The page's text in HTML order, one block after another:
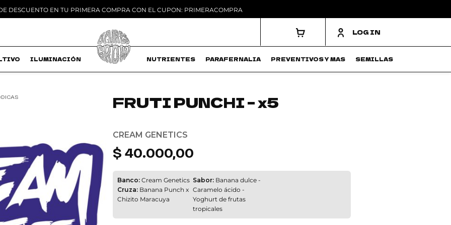
DESCUENTO EN TU PRIMERA COMPRA CON EL CUPON: PRIMERACOMPRA
LOG IN
ILUMINACIÓN MACETAS NUTRIENTES PARAFERNALIA PREVENTIVOS Y MAS SEMILLAS
FRUTI PUNCHI – x5
CREAM GENETICS
$ 40.000,00
Banco: Cream Genetics
Cruza: Banana Punch x
Chizito Maracuya
Sabor: Banana dulce -
Caramelo ácido -
Yoghurt de frutas
tropicales